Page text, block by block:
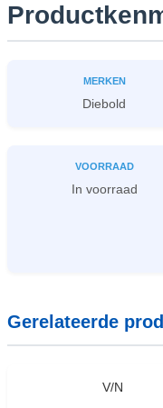
MERKEN
Diebold
VOORRAAD
In voorraad
Gerelateerde
V/N